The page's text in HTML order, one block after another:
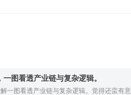
图看透产业链与复杂逻辑。
图看透产业链与复杂逻辑。觉得还蛮有